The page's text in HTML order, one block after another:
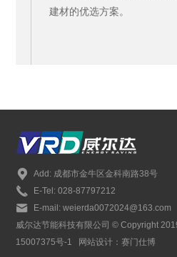
建材的优选方案。
Add: 成都市金牛区金科南路38号
E-Tel: 028-87797212
E-mail: weierda0072024@163.com
威尔达节能科技有限公司 © Copyright
15007375号-1
网站设计：赛门仕博